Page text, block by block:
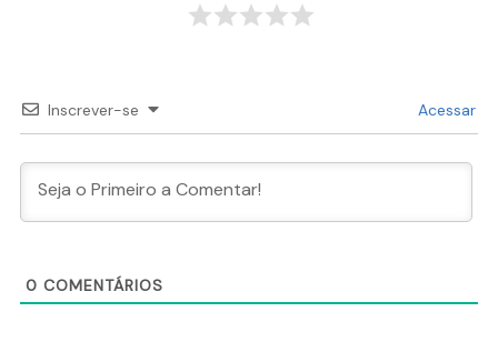
Inscrever-se Acessar
0 COMENTÁRIOS